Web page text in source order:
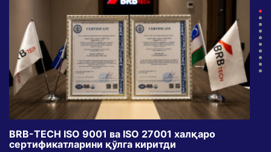
BRB-TECH ISO 9001 ва ISO 27001 халқаро
сертификатларини қўлга киритди